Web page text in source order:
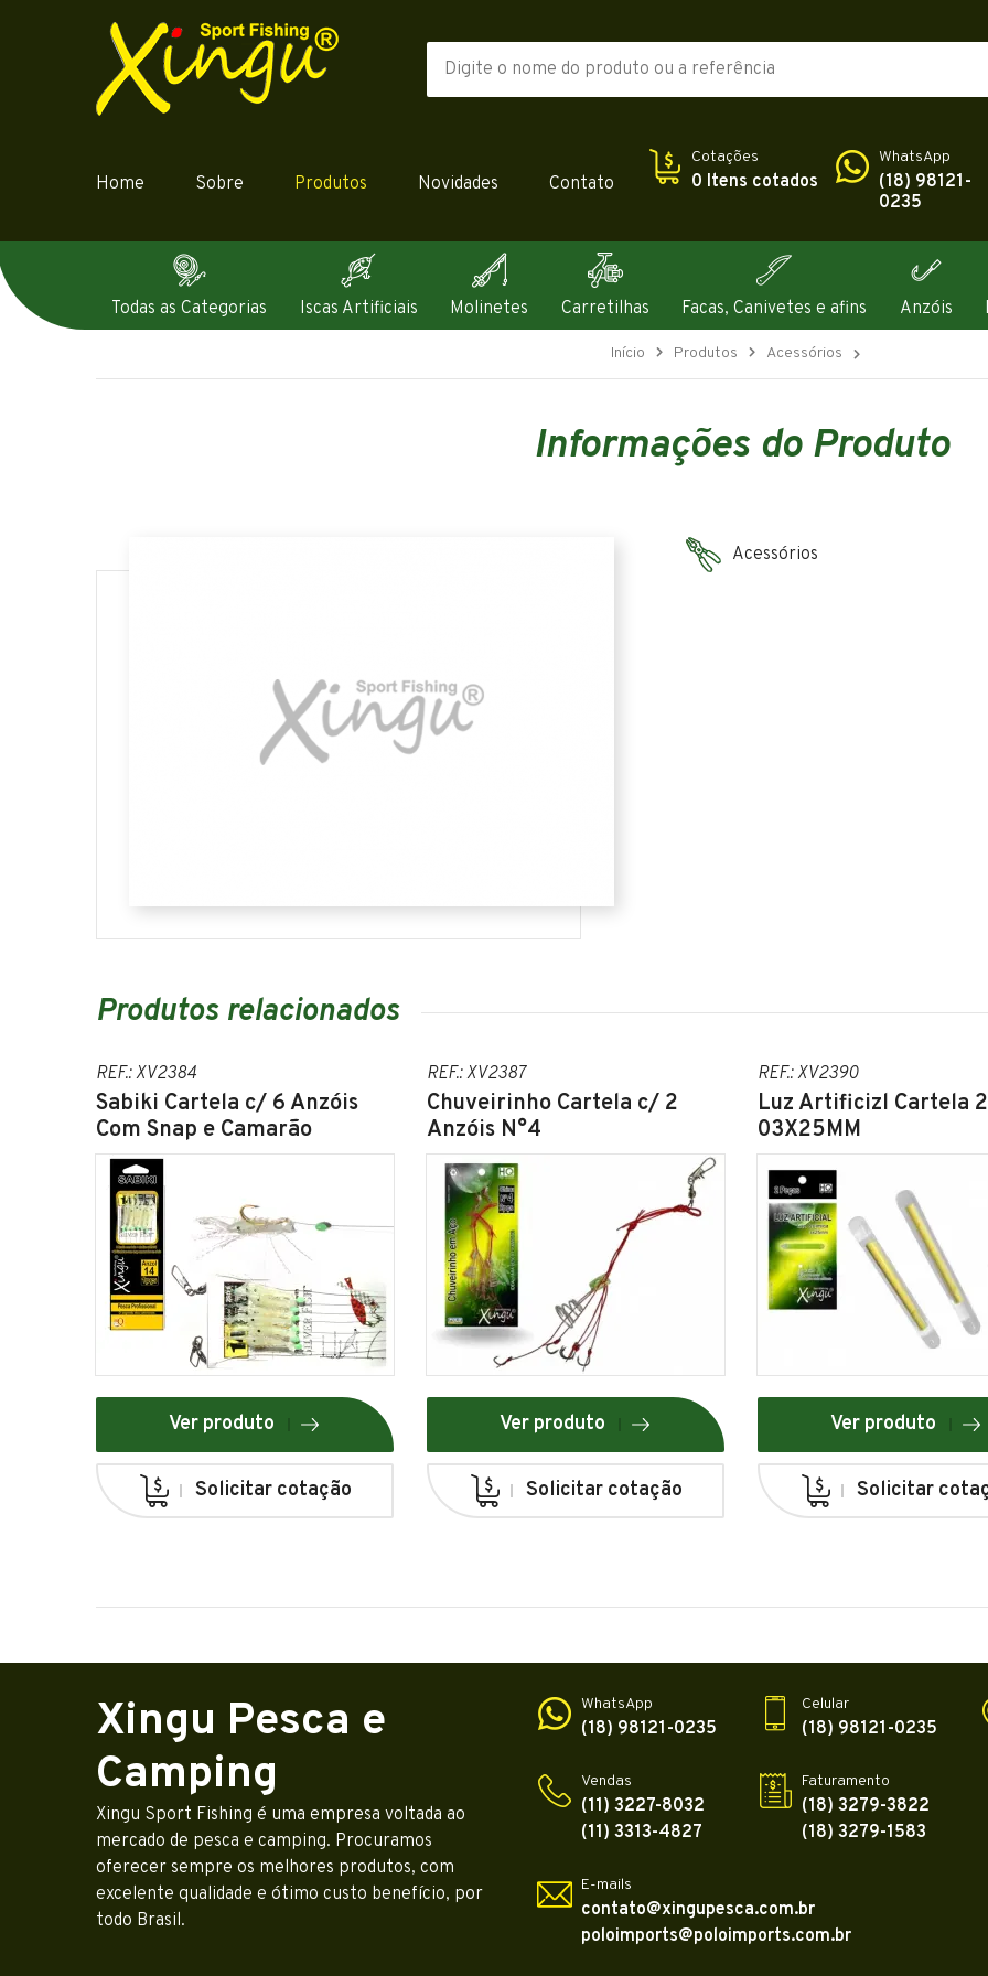
Home Sobre Produtos Novidades Contato
Cotações
0 Itens cotados
WhatsApp
(18) 98121-
0235
Todas as Categorias Iscas Artificiais Molinetes Carretilhas Facas, Canivetes e afins Anzóis
Início Produtos Acessórios
Informações do Produto
Acessórios
Produtos relacionados
REF.: XV2384
Sabiki Cartela c/ 6 Anzóis
Com Snap e Camarão
Ver produto
Solicitar cotação
REF.: XV2387
Chuveirinho Cartela c/ 2
Anzóis N°4
Ver produto
Solicitar cotação
REF.: XV2390
Luz Artificizl Cartela
03X25MM
Ver produto
Solicitar
Xingu Pesca e
Camping
Xingu Sport Fishing é uma empresa voltada ao
mercado de pesca e camping. Procuramos
oferecer sempre os melhores produtos, com
excelente qualidade e ótimo custo benefício, por
todo Brasil.
WhatsApp
(18) 98121-0235
Celular
(18) 98121-0235
Vendas
(11) 3227-8032
(11) 3313-4827
Faturamento
(18) 3279-3822
(18) 3279-1583
E-mails
contato@xingupesca.com.br
poloimports@poloimports.com.br